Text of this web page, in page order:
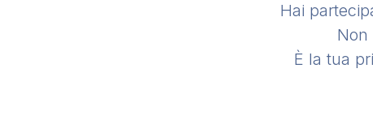
Hai
Non
È la tua